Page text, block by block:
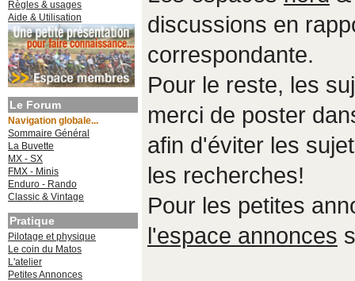
Règles & usages
Aide & Utilisation
Le Forum
Navigation globale...
Sommaire Général
La Buvette
MX - SX
FMX - Minis
Enduro - Rando
Classic & Vintage
Pratique
Pilotage et physique
Le coin du Matos
L'atelier
Petites Annonces
discussions en
correspondante.
Pour le reste, les
merci de poster
afin d'éviter les
les recherches!
Pour les petites
l'espace annonces